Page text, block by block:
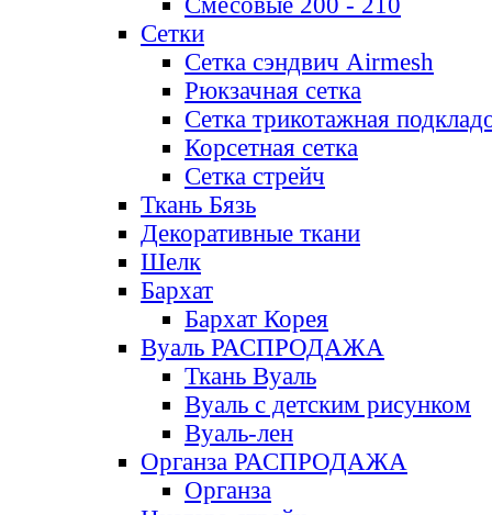
Сетки
Сетка сэндвич Airmesh
Рюкзачная сетка
Сетка трикотажная
Корсетная сетка
Сетка стрейч
Ткань Бязь
Декоративные ткани
Шелк
Бархат
Бархат Корея
Вуаль РАСПРОДАЖА
Ткань Вуаль
Вуаль с детским рисунком
Вуаль-лен
Органза РАСПРОДАЖА
Органза